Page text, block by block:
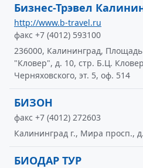
Бизнес-Трэвел
http://www.b-travel.ru
факс +7 (4012) 593100
236000, Калининград,
"Кловер", д. 10, стр. Б.Ц.
Черняховского, эт. 5, оф. 514
БИЗОН
факс +7 (4012) 272603
Калининград г., Мира просп.,
БИОДАР ТУР